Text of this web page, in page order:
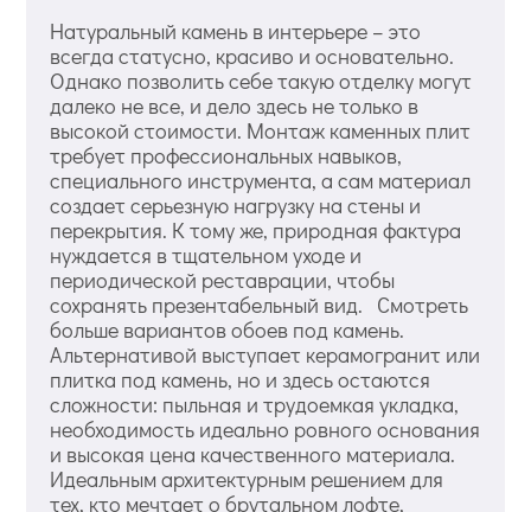
Натуральный камень в интерьере – это
всегда статусно, красиво и основательно.
Однако позволить себе такую отделку могут
далеко не все, и дело здесь не только в
высокой стоимости. Монтаж каменных плит
требует профессиональных навыков,
специального инструмента, а сам материал
создает серьезную нагрузку на стены и
перекрытия. К тому же, природная фактура
нуждается в тщательном уходе и
периодической реставрации, чтобы
сохранять презентабельный вид. Смотреть
больше вариантов обоев под камень.
Альтернативой выступает керамогранит или
плитка под камень, но и здесь остаются
сложности: пыльная и трудоемкая укладка,
необходимость идеально ровного основания
и высокая цена качественного материала.
Идеальным архитектурным решением для
тех, кто мечтает о брутальном лофте,